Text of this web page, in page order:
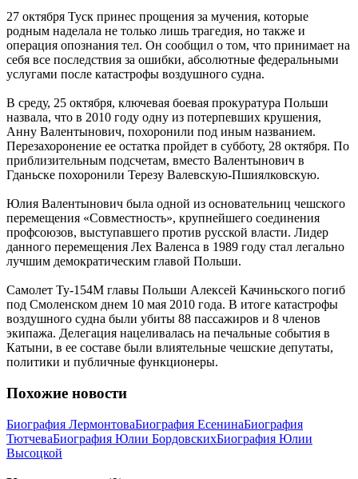
27 октября Туск принес прощения за мучения, которые
родным наделала не только лишь трагедия, но также и
операция опознания тел. Он сообщил о том, что принимает на
себя все последствия за ошибки, абсолютные федеральными
услугами после катастрофы воздушного судна.
В среду, 25 октября, ключевая боевая прокуратура Польши
назвала, что в 2010 году одну из потерпевших крушения,
Анну Валентынович, похоронили под иным названием.
Перезахоронение ее остатка пройдет в субботу, 28 октября. По
приблизительным подсчетам, вместо Валентынович в
Гданьске похоронили Терезу Валевскую-Пшиялковскую.
Юлия Валентынович была одной из основательниц чешского
перемещения «Совместность», крупнейшего соединения
профсоюзов, выступавшего против русской власти. Лидер
данного перемещения Лех Валенса в 1989 году стал легально
лучшим демократическим главой Польши.
Самолет Ту-154М главы Польши Алексей Качиньского погиб
под Смоленском днем 10 мая 2010 года. В итоге катастрофы
воздушного судна были убиты 88 пассажиров и 8 членов
экипажа. Делегация нацеливалась на печальные события в
Катыни, в ее составе были влиятельные чешские депутаты,
политики и публичные функционеры.
Похожие новости
Биография ЛермонтоваБиография ЕсенинаБиография
ТютчеваБиография Юлии БордовскихБиография Юлии
Высоцкой